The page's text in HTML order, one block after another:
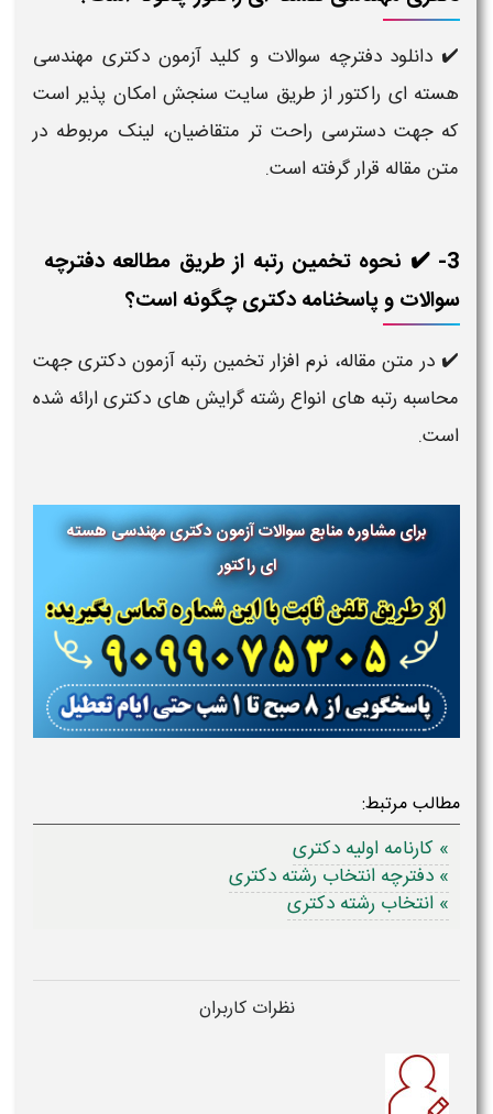
✔️ دانلود دفترچه سوالات و کلید آزمون دکتری مهندسی
هسته ای راکتور از طریق سایت سنجش امکان‌ پذیر است
که جهت دسترسی راحت‌ تر متقاضیان، لینک مربوطه در
متن مقاله قرار گرفته است.
3- ✔️ نحوه تخمین رتبه از طریق مطالعه دفترچه
سوالات و پاسخنامه دکتری چگونه است؟
✔️ در متن مقاله، نرم افزار تخمین رتبه آزمون دکتری جهت
محاسبه رتبه های انواع رشته گرایش های دکتری ارائه شده
است.
برای مشاوره منابع سوالات آزمون دکتری مهندسی هسته
ای راکتور
مطالب مرتبط:
» کارنامه اولیه دکتری
» دفترچه انتخاب رشته دکتری
» انتخاب رشته دکتری
نظرات کاربران